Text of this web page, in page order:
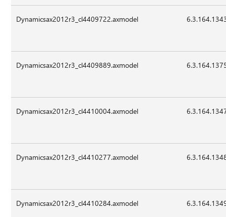
Dynamicsax2012r3_cl4409722.axmodel
Dynamicsax2012r3_cl4409889.axmodel
Dynamicsax2012r3_cl4410004.axmodel
Dynamicsax2012r3_cl4410277.axmodel
Dynamicsax2012r3_cl4410284.axmodel